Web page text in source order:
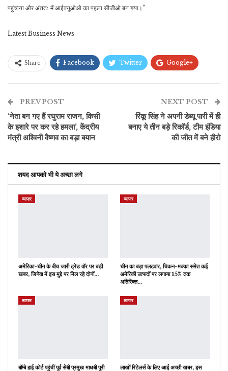
पहुंचाया और अंततः मैं आईक्यूओओ का पहला सीजीओ बन गया।”
Latest Business News
Share Facebook Twitter Google+
ईमेल
PREV POST
‘नेता बन गए हैं रघुराम राजन, किसी
के इशारे पर कर रहे हमला’, केंद्रीय
मंत्री अश्विनी वैष्णव का बड़ा बयान
NEXT POST
रिंकू सिंह ने अपनी डेब्यू पारी में ही
बनाए ये तीन बड़े रिकॉर्ड, टीम इंडिया
की जीत में बने हीरो
शयद आपको भी ये अच्छा लगे
व्यापार
अमेरिका-चीन के बीच जारी ट्रेड वॉर पर बड़ी
खबर, जिनेवा में इस मुद्दे पर मिल रहे दोनों…
व्यापार
चीन का बड़ा पलटवार, चिकन-मक्का समेत कई
अमेरिकी उत्पादों पर लगाया 15% तक
अतिरिक्त…
व्यापार
बॉम्बे हाई कोर्ट पहुंचीं पूर्व सेबी प्रमुख माधबी पुरी
व्यापार
लाखों रिटेलर्स के लिए आई अच्छी खबर, इस